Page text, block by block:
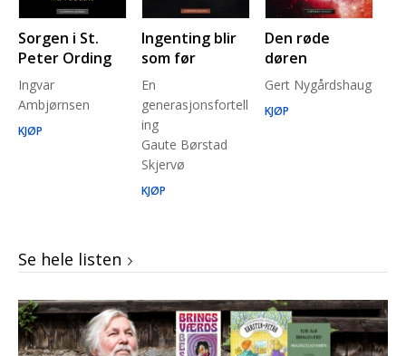
Sorgen i St.
Peter Ording
Ingvar
Ambjørnsen
KJØP
Ingenting blir
som før
En
generasjonsfortell
ing
Gaute Børstad
Skjervø
KJØP
Den røde
døren
Gert Nygårdshaug
KJØP
Se hele listen